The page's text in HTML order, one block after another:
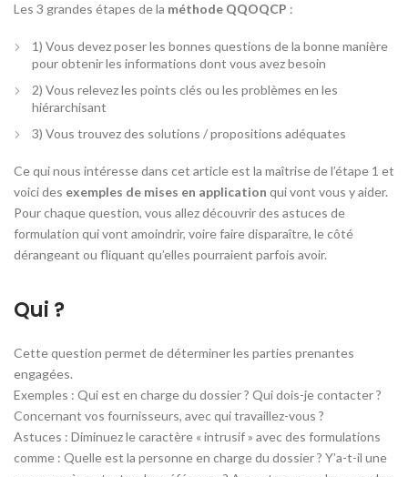
Les 3 grandes étapes de la méthode QQOQCP :
1) Vous devez poser les bonnes questions de la bonne manière
pour obtenir les informations dont vous avez besoin
2) Vous relevez les points clés ou les problèmes en les
hiérarchisant
3) Vous trouvez des solutions / propositions adéquates
Ce qui nous intéresse dans cet article est la maîtrise de l’étape 1 et
voici des exemples de mises en application qui vont vous y aider.
Pour chaque question, vous allez découvrir des astuces de
formulation qui vont amoindrir, voire faire disparaître, le côté
dérangeant ou fliquant qu’elles pourraient parfois avoir.
Qui ?
Cette question permet de déterminer les parties prenantes
engagées.
Exemples : Qui est en charge du dossier ? Qui dois-je contacter ?
Concernant vos fournisseurs, avec qui travaillez-vous ?
Astuces : Diminuez le caractère « intrusif » avec des formulations
comme : Quelle est la personne en charge du dossier ? Y’a-t-il une